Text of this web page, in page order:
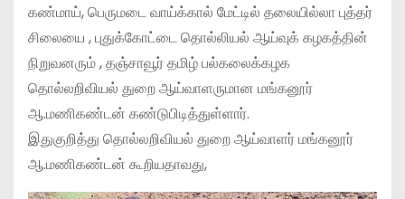
கண்மாய், பெருமடை வாய்க்கால் மேட்டில் தலையில்லா புத்தர்
சிலையை , புதுக்கோட்டை தொல்லியல் ஆய்வுக் கழகத்தின்
நிறுவனரும் , தஞ்சாவூர் தமிழ் பல்கலைக்கழக
தொல்லறிவியல் துறை ஆய்வாளருமான மங்கனூர்
ஆ.மணிகண்டன் கண்டுபிடித்துள்ளார்.
இதுகுறித்து தொல்லறிவியல் துறை ஆய்வாளர் மங்கனூர்
ஆ.மணிகண்டன் கூறியதாவது,